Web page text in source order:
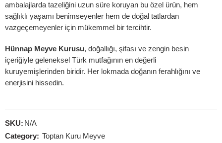
ambalajlarda tazeliğini uzun süre koruyan bu özel ürün, hem
sağlıklı yaşamı benimseyenler hem de doğal tatlardan
vazgeçemeyenler için mükemmel bir tercihtir.
Hünnap Meyve Kurusu, doğallığı, şifası ve zengin besin
içeriğiyle geleneksel Türk mutfağının en değerli
kuruyemişlerinden biridir. Her lokmada doğanın ferahlığını ve
enerjisini hissedin.
SKU: N/A
Category: Toptan Kuru Meyve